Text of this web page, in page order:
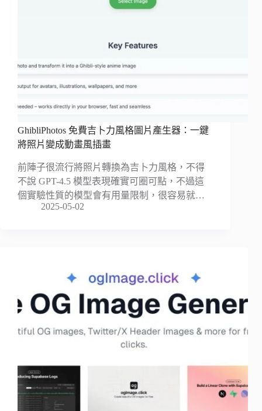
GhibliPhotos 免費吉卜力風格圖片產生器：一鍵
將照片變成動畫風插畫
前陣子很流行將照片轉換為吉卜力風格，不得
不說 GPT-4.5 模型表現確實可圈可點，不過這
個實驗性質的模型會有用量限制，很容易就…
2025-05-02